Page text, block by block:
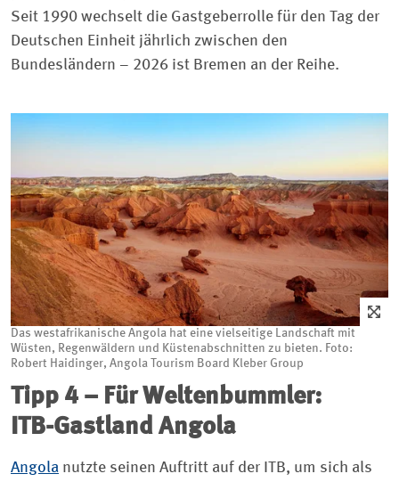
Seit 1990 wechselt die Gastgeberrolle für den Tag der
Deutschen Einheit jährlich zwischen den
Bundesländern – 2026 ist Bremen an der Reihe.
Das westafrikanische Angola hat eine vielseitige Landschaft mit
Wüsten, Regenwäldern und Küstenabschnitten zu bieten. Foto:
Robert Haidinger, Angola Tourism Board Kleber Group
Tipp 4 – Für Weltenbummler:
ITB-Gastland Angola
Angola nutzte seinen Auftritt auf der ITB, um sich als